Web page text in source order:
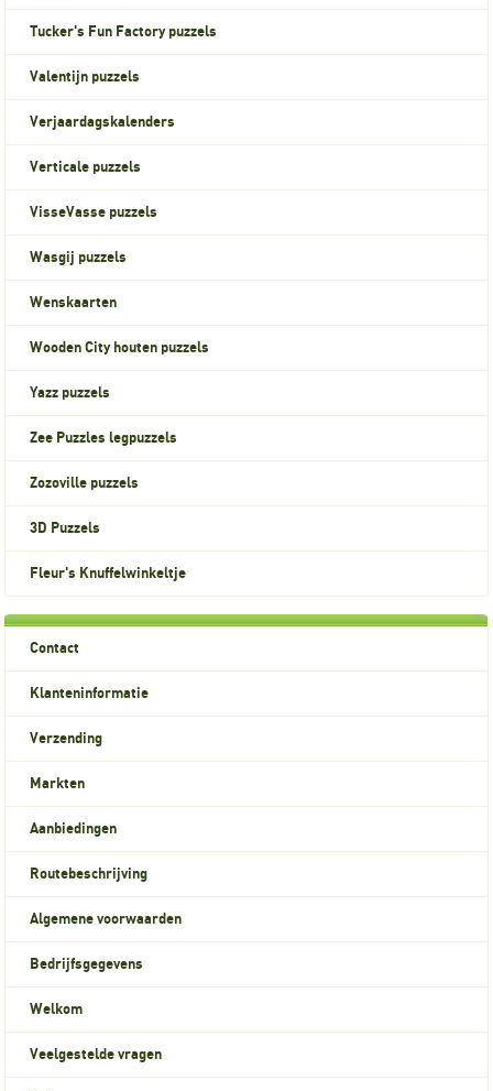
Tucker's Fun Factory puzzels
Valentijn puzzels
Verjaardagskalenders
Verticale puzzels
VisseVasse puzzels
Wasgij puzzels
Wenskaarten
Wooden City houten puzzels
Yazz puzzels
Zee Puzzles legpuzzels
Zozoville puzzels
3D Puzzels
Fleur's Knuffelwinkeltje
Contact
Klanteninformatie
Verzending
Markten
Aanbiedingen
Routebeschrijving
Algemene voorwaarden
Bedrijfsgegevens
Welkom
Veelgestelde vragen